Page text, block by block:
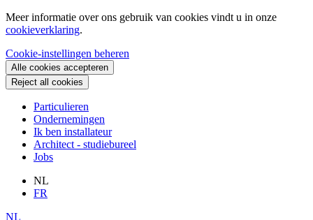
Meer informatie over ons gebruik van cookies vindt u in onze
cookieverklaring.
Cookie-instellingen beheren
Alle cookies accepteren
Reject all cookies
Particulieren
Ondernemingen
Ik ben installateur
Architect - studiebureel
Jobs
NL
FR
NL